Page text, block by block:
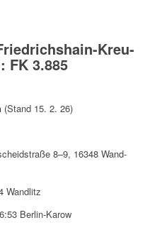
Kreu­
FK 3.885
(Stand 15. 2. 26)
8–9, 16348 Wand­
Wand­litz
Berlin-Karow